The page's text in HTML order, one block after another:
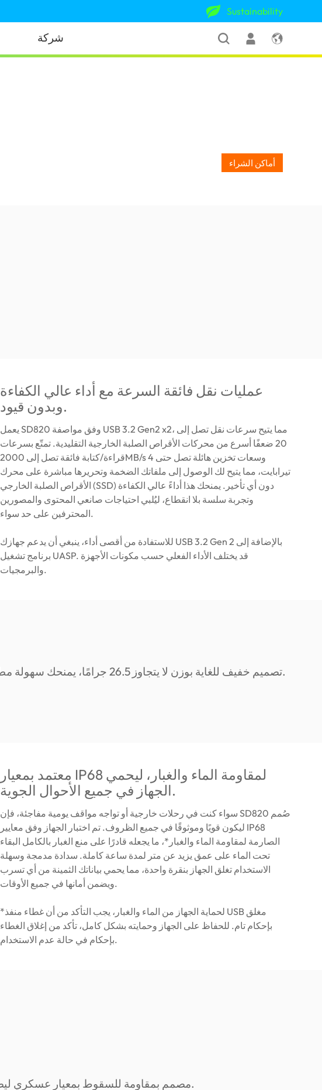
Sustainability
شركة
أماكن الشراء
عمليات نقل فائقة السرعة مع أداء عالي الكفاءة
وبدون قيود.
يعمل SD820 وفق مواصفة USB 3.2 Gen2 x2، مما يتيح سرعات نقل تصل إلى
20 ضعفًا أسرع من محركات الأقراص الصلبة الخارجية التقليدية. تمتّع بسرعات
قراءة/كتابة فائقة تصل إلى 2000MB/s وسعات تخزين هائلة تصل حتى 4
تيرابايت، مما يتيح لك الوصول إلى ملفاتك الضخمة وتحريرها مباشرة على محرك
الأقراص الصلبة الخارجي (SSD) دون أي تأخير. يمنحك هذا أداءً عالي الكفاءة
وتجربة سلسة بلا انقطاع، ليُلبي احتياجات صانعي المحتوى والمصورين
المحترفين على حد سواء.
للاستفادة من أقصى أداء، ينبغي أن يدعم جهازك USB 3.2 Gen 2 بالإضافة إلى
برنامج تشغيل UASP. قد يختلف الأداء الفعلي حسب مكونات الأجهزة
والبرمجيات.
معتمد بمعيار IP68 لمقاومة الماء والغبار، ليحمي
الجهاز في جميع الأحوال الجوية.
سواء كنت في رحلات خارجية أو تواجه مواقف يومية مفاجئة، فإن SD820 صُمم
ليكون قويًا وموثوقًا في جميع الظروف. تم اختبار الجهاز وفق معايير IP68
الصارمة لمقاومة الماء والغبار*، ما يجعله قادرًا على منع الغبار بالكامل البقاء
تحت الماء على عمق يزيد عن متر لمدة ساعة كاملة. سدادة مدمجة وسهلة
الاستخدام تغلق الجهاز بنقرة واحدة، مما يحمي بياناتك الثمينة من أي تسرب
ويضمن أمانها في جميع الأوقات.
*لحماية الجهاز من الماء والغبار، يجب التأكد من أن غطاء منفذ USB مغلق
بإحكام تام. للحفاظ على الجهاز وحمايته بشكل كامل، تأكد من إغلاق الغطاء
بإحكام في حالة عدم الاستخدام.